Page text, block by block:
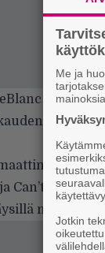
on
Can’t Let
matkalla
Me ja
mainoksia.
Jotkin